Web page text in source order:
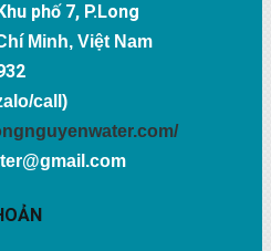
phố 7, P.Long
Minh, Việt Nam
call)